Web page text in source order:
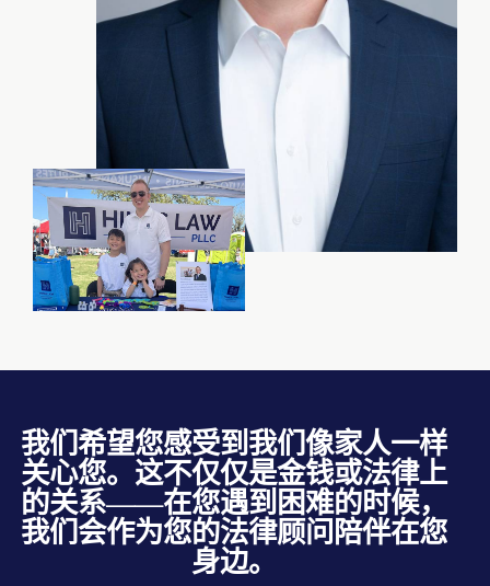
我们希望您感受到我们像家人一样
关心您。这不仅仅是金钱或法律上
的关系——在您遇到困难的时候，
我们会作为您的法律顾问陪伴在您
身边。